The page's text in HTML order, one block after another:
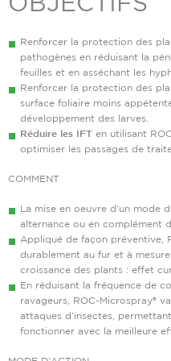
Renforcer la protection des
pathogènes en réduisant la
feuilles et en asséchant les
Renforcer la protection des
surface foliaire moins
développement des larves.
Réduire les IFT en utilisant
optimiser les passages de
COMMENT
La mise en oeuvre d’un mode
alternance ou en complément
Appliqué de façon préventive,
durablement au fur et à
croissance des plants : effet
En réduisant la fréquence de
ravageurs, ROC-Microspray®
attaques d’insectes,
fonctionner avec la meilleure